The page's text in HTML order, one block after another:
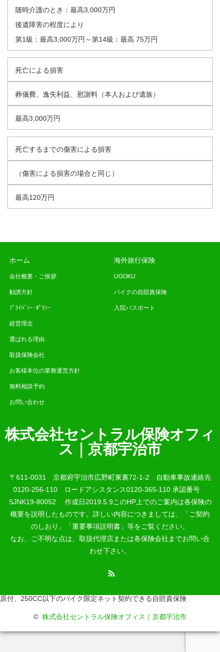
随時介護のとき：最高3,000万円
後遺障害の程度により
第1級：最高3,000万円～第14級：最高 75万円
死亡による損害
葬儀費、逸失利益、慰謝料（本人および遺族）
最高3,000万円
死亡するまでの傷害による損害
（傷害による損害の場合と同じ）
最高120万円
ホーム
会社概要・ご挨拶
勧誘方針
ﾌﾟﾗｲﾊﾞｼｰ･ﾎﾟﾘｼｰ
経営理念
選ばれる理由
取扱保険会社
お客様本位の業務運営方針
無料相談予約
お問い合わせ
海外旅行保険
UGOKU
バイクの自賠責保険
入院パスポート
株式会社セントラル保険オフィ
ス｜京都宇治市
〒611-0031 京都府宇治市広野町東裏72-1-2 自動車事故連絡先
0120-256-110 ロードアシスタンス0120-365-110 承認番号
SJNK19-80052 作成日2019.5.9このHP上でのご案内は各保険の
概要を説明したものです。詳しい内容につきましては、「ご契約
のしおり」「重要事項説明書」等をご覧ください。
なお、ご不明な点は、取扱代理店または各保険会社までお問い合
わせ下さい。
原付、250CC以下のバイク限定ネット契約できる自賠責保険
ロードアシスタンス
© 株式会社セントラル保険オフィス｜京都宇治市